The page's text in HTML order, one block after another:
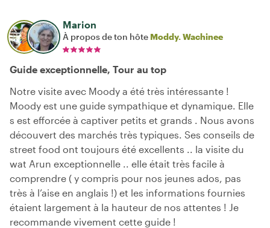
Marion
À propos de ton hôte Moddy. Wachinee
Guide exceptionnelle, Tour au top
Notre visite avec Moody a été très intéressante !
Moody est une guide sympathique et dynamique. Elle
s est efforcée à captiver petits et grands . Nous avons
découvert des marchés très typiques. Ses conseils de
street food ont toujours été excellents .. la visite du
wat Arun exceptionnelle .. elle était très facile à
comprendre ( y compris pour nos jeunes ados, pas
très à l’aise en anglais !) et les informations fournies
étaient largement à la hauteur de nos attentes ! Je
recommande vivement cette guide !